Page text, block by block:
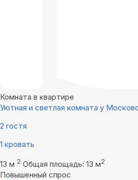
Комната в квартире
Уютная и светлая комната у
2 гостя
1 кровать
13 м 2 Общая площадь: 13 м2
Повышенный спрос